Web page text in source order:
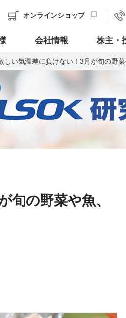
オンラインショップ
会社情報 株主・
しい気温差に負けない！3月が旬の野
旬の野菜や魚、